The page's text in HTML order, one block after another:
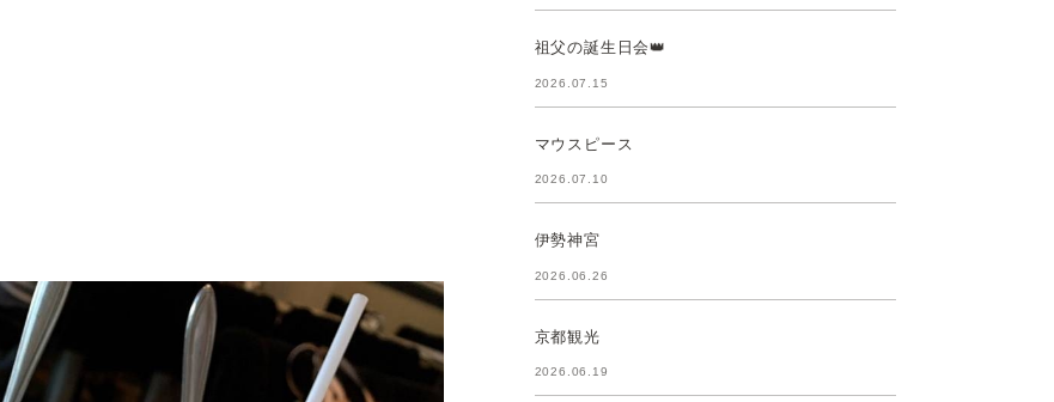
祖父の誕生日会👑
2026.07.15
マウスピース
2026.07.10
伊勢神宮
2026.06.26
京都観光
2026.06.19